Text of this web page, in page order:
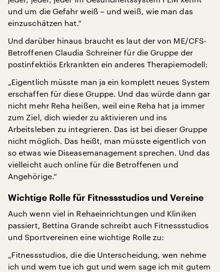
und um die Gefahr weiß – und weiß, wie man das
einzuschätzen hat.“
Und darüber hinaus braucht es laut der von ME/CFS-
Betroffenen Claudia Schreiner für die Gruppe der
postinfektiös Erkrankten ein anderes Therapiemodell:
„Eigentlich müsste man ja ein komplett neues System
erschaffen für diese Gruppe. Und das würde dann gar
nicht mehr Reha heißen, weil eine Reha hat ja immer
zum Ziel, dich wieder zu aktivieren und ins
Arbeitsleben zu integrieren. Das ist bei dieser Gruppe
nicht möglich. Das heißt, man müsste eigentlich von
so etwas wie Diseasemanagement sprechen. Und das
vielleicht auch online für die Betroffenen und
Angehörige.“
Wichtige Rolle für Fitnessstudios und Vereine
Auch wenn viel in Rehaeinrichtungen und Kliniken
passiert, Bettina Grande schreibt auch Fitnessstudios
und Sportvereinen eine wichtige Rolle zu:
„Fitnessstudios, die die Unterscheidung, wen nehme
ich und wem tue ich gut und wem sage ich mit gutem